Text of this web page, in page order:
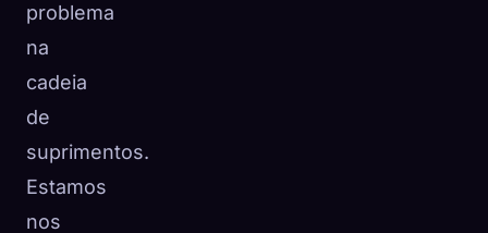
problema
na
cadeia
de
suprimentos.
Estamos
nos